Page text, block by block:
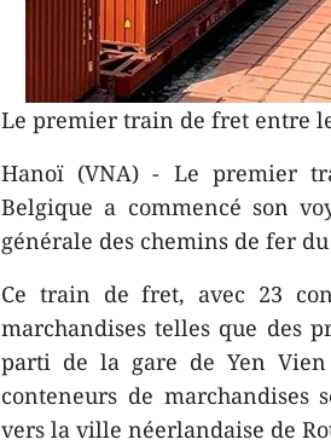
Le premier train de fret entre
Hanoï (VNA) - Le premier
Belgique a commencé son
générale des chemins de fer
Ce train de fret, avec 23
marchandises telles que des
parti de la gare de Yen
conteneurs de marchandises
vers la ville néerlandaise de